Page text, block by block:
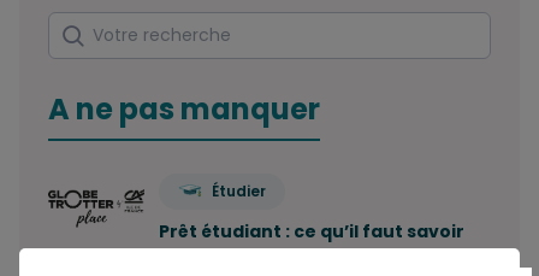
Rechercher
Votre recherche
A ne pas manquer
Étudier
Prêt étudiant : ce qu’il faut savoir